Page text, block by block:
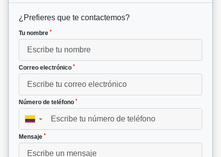
¿Prefieres que te contactemos?
Tu nombre *
Correo electrónico *
Número de teléfono *
▼
Mensaje *